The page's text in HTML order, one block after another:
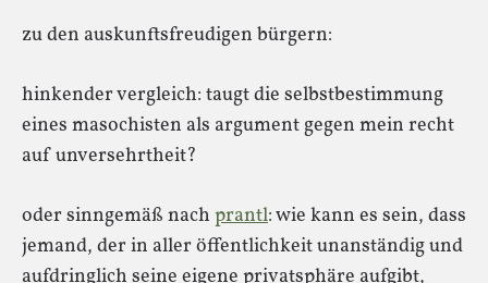
zu den auskunftsfreudigen bürgern:
hinkender vergleich: taugt die selbstbestimmung
eines masochisten als argument gegen mein recht
auf unversehrtheit?
oder sinngemäß nach prantl: wie kann es sein, dass
jemand, der in aller öffentlichkeit unanständig und
aufdringlich seine eigene privatsphäre aufgibt,